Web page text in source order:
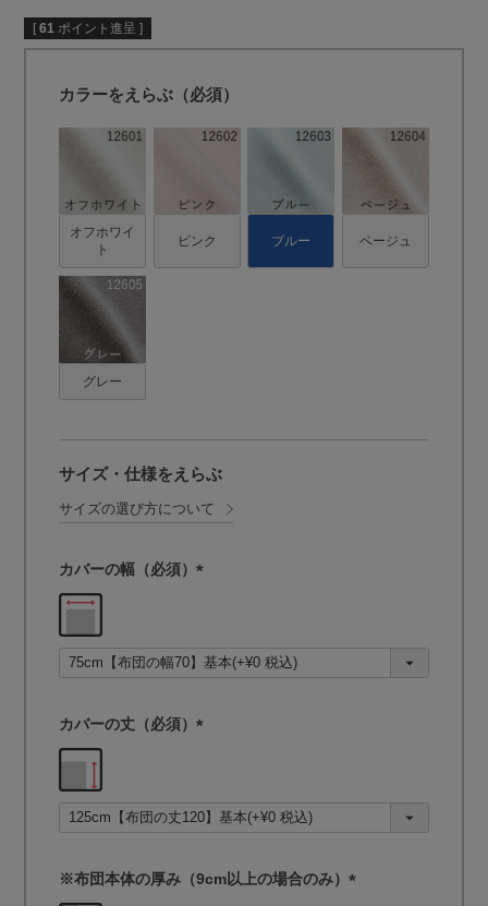
[ 61 ポイント進呈 ]
カラーをえらぶ（必須）
オフホワイ
ト
ピンク ブルー ベージュ
グレー
サイズ・仕様をえらぶ
サイズの選び方について
カバーの幅（必須）
須
)
カバーの丈（必須）
須
)
※布団本体の厚み（9cm以上の場合のみ）